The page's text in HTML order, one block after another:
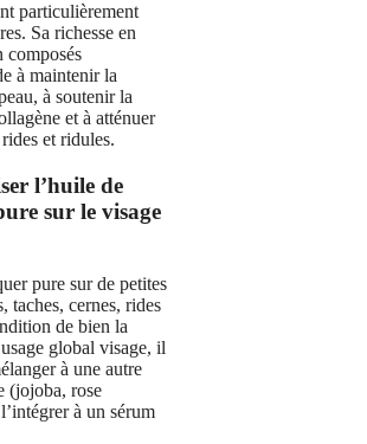
particulièrement
Sa richesse en
composés
à maintenir la
à soutenir la
et à atténuer
et ridules.
l’huile de
sur le visage
pure sur de petites
taches, cernes, rides
de bien la
global visage, il
à une autre
(jojoba, rose
à un sérum